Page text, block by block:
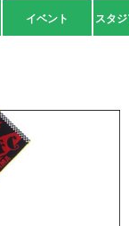
イベント スタ